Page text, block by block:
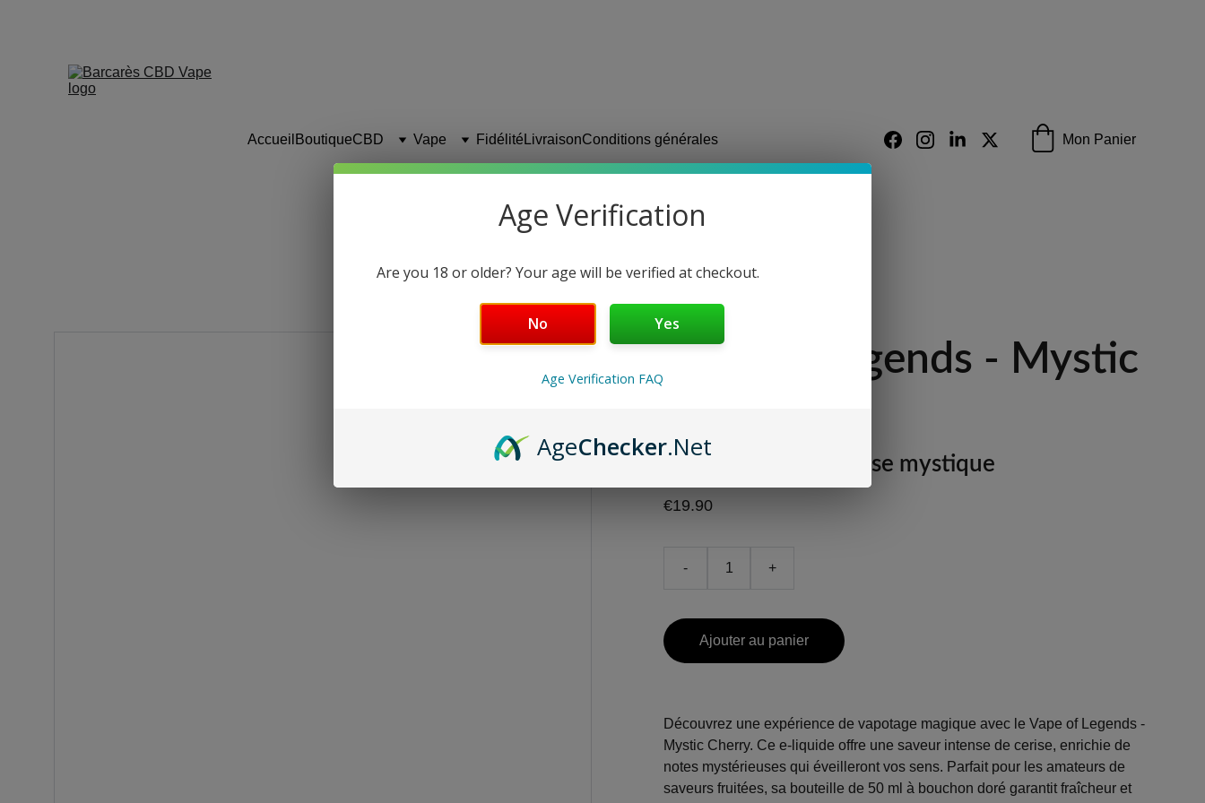
Accueil BoutiqueCBD Vape Fidélité LivraisonConditions générales Mon Panier
Vape of Legends - Mystic
E-liquide saveur cerise mystique
€19.90
- +
Ajouter au panier
Découvrez une expérience de vapotage magique avec le Vape of Legends -
Mystic Cherry. Ce e-liquide offre une saveur intense de cerise, enrichie de
notes mystérieuses qui éveilleront vos sens. Parfait pour les amateurs de
saveurs fruitées, sa bouteille de 50 ml à bouchon doré garantit fraîcheur et
Age Verification
Are you 18 or older? Your age will be verified at checkout.
No Yes
Age Verification FAQ
AgeChecker.Net